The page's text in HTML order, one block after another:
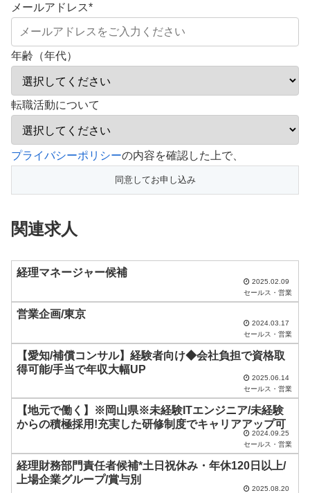
メールアドレス*
年齢（年代）
転職活動について
こ
フ
ー
ド
空
ま
て
だ
さ
プライバシーポリシーの内容を確認した上で、
関連求人
経理マネージャー候補
2025.02.09
セールス・営業
営業企画/東京
2024.03.17
セールス・営業
【愛知/補償コンサル】経験者向け◆会社負担で資格取
得可能/手当で年収大幅UP
2025.06.14
セールス・営業
【地元で働く】※岡山県※未経験ITエンジニア/未経験
からの積極採用!充実した研修制度でキャリアアップ可
2024.09.25
セールス・営業
経理財務部門責任者候補*土日祝休み・年休120日以上/
上場企業グループ/賞与別
2025.08.20